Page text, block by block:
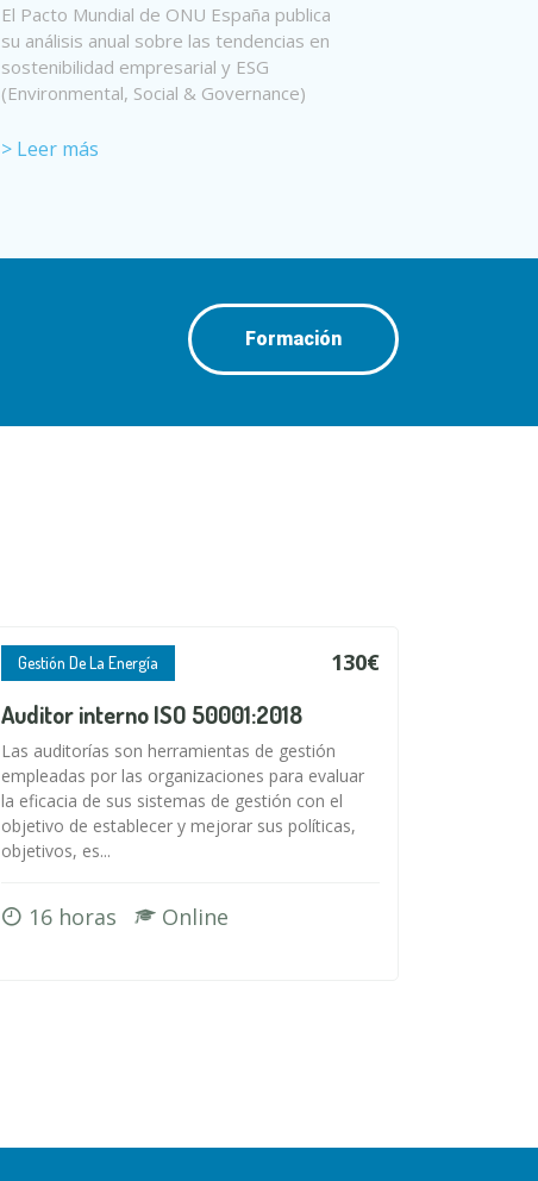
El Pacto Mundial de ONU España publica
su análisis anual sobre las tendencias en
sostenibilidad empresarial y ESG
(Environmental, Social & Governance)
> Leer más
Formación
Gestión De La Energía 130€
Auditor interno ISO 50001:2018
Las auditorías son herramientas de gestión
empleadas por las organizaciones para evaluar
la eficacia de sus sistemas de gestión con el
objetivo de establecer y mejorar sus políticas,
objetivos, es...
16 horas Online